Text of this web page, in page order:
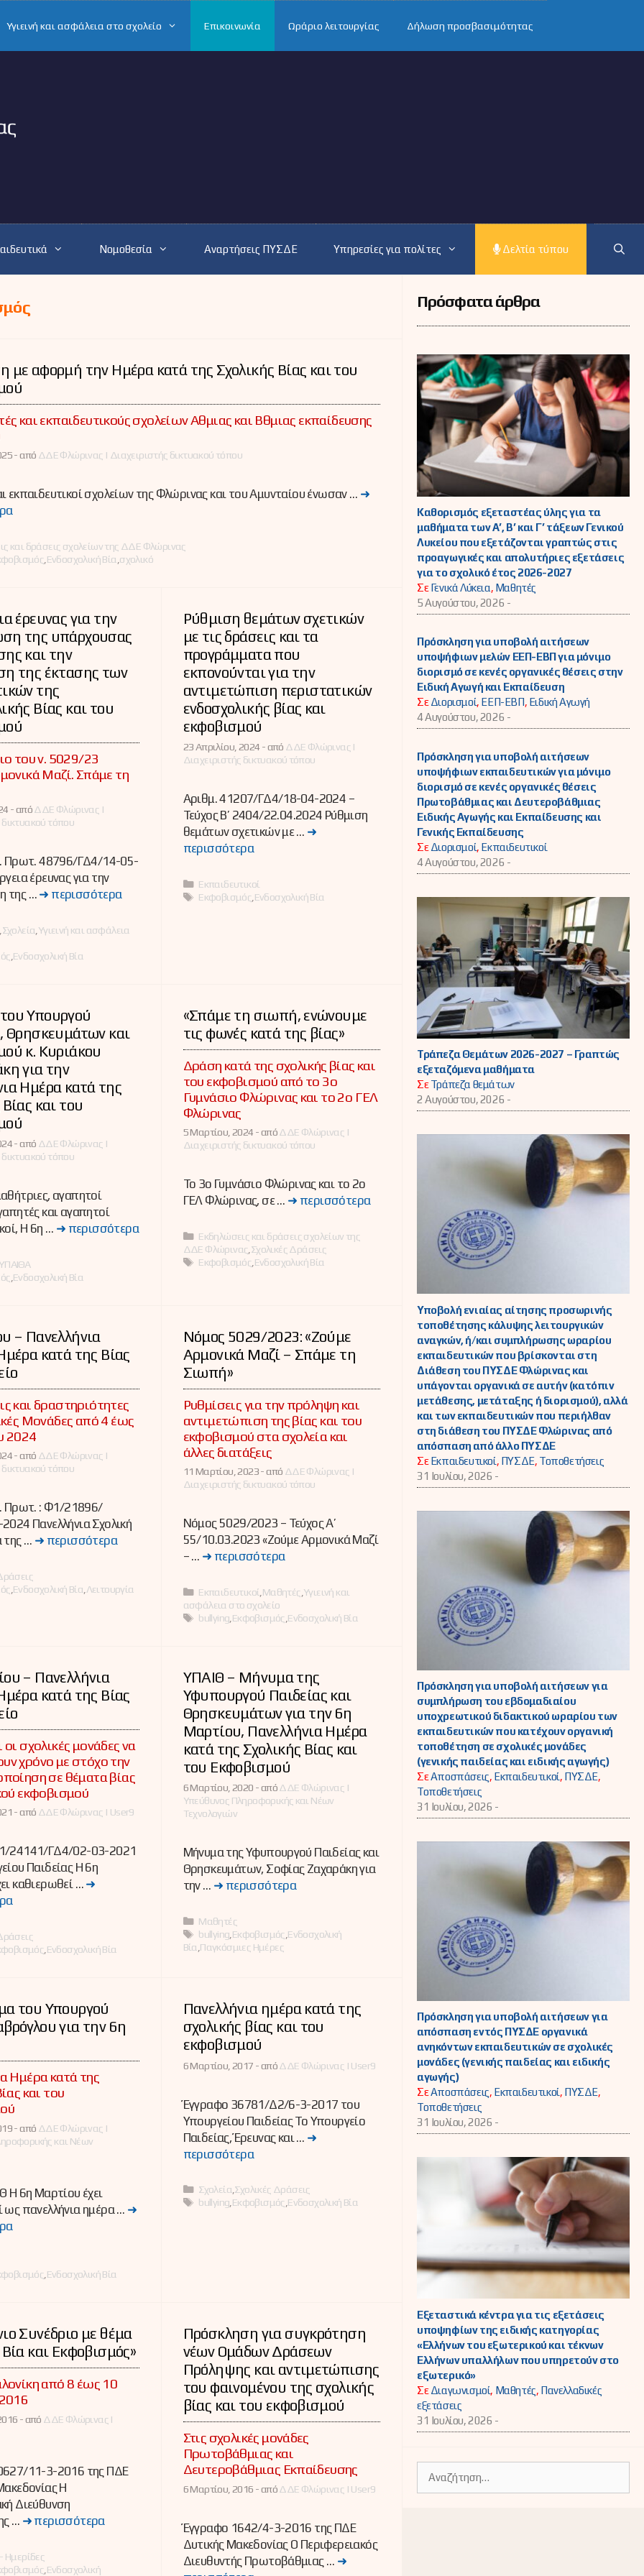
Υγιεινή και ασφάλεια στο σχολείο Επικοινωνία Ωράριο λειτουργίας Δήλωση προσβασιμότητας
Νομοθεσία Αναρτήσεις ΠΥΣΔΕ Υπηρεσίες για πολίτες Δελτία τύπου
με αφορμή την Ημέρα κατά της Σχολικής Βίας και του
και εκπαιδευτικούς σχολείων Αθμιας και Βθμιας εκπαίδευσης
-από ΔΔΕ Φλώρινας | Διαχειριστής δικτυακού τόπου
εκπαιδευτικοί σχολείων της Φλώρινας και του Αμυνταίου ένωσαν … ➜
και δράσεις σχολείων της ΔΔΕ Φλώρινας
Ενδοσχολική Βία σχολικό
έρευνας για την
της υπάρχουσας
και την
της έκτασης των
της
Βίας και του
του ν. 5029/23
Μαζί. Σπάμε τη
-απόΔΔΕ Φλώρινας |
δικτυακού τόπου
Πρωτ. 48796/ΓΔ4/14-05-
έρευνας για την
της …➜ περισσότερα
Σχολεία Υγιεινή και ασφάλεια
Ενδοσχολική Βία
Ρύθμιση θεμάτων σχετικών
με τις δράσεις και τα
προγράμματα που
εκπονούνται για την
αντιμετώπιση περιστατικών
ενδοσχολικής βίας και
εκφοβισμού
23 Απριλίου, 2024 -από ΔΔΕ Φλώρινας |
Διαχειριστής δικτυακού τόπου
Αριθμ. 41207/ΓΔ4/18-04-2024 –
Τεύχος B’ 2404/22.04.2024 Ρύθμιση
θεμάτων σχετικών με … ➜
περισσότερα
Κατηγορίες
Εκπαιδευτικοί
Ετικέτες
Εκφοβισμός Ενδοσχολική Βία
Υπουργού
Θρησκευμάτων και
κ. Κυριάκου
για την
Ημέρα κατά της
και του
-από ΔΔΕ Φλώρινας |
δικτυακού τόπου
αγαπητοί
και αγαπητοί
Η 6η … ➜ περισσότερα
ΥΠΑΙΘΑ
Ενδοσχολική Βία
«Σπάμε τη σιωπή, ενώνουμε
τις φωνές κατά της βίας»
Δράση κατά της σχολικής βίας και
του εκφοβισμού από το 3ο
Γυμνάσιο Φλώρινας και το 2ο ΓΕΛ
Φλώρινας
5 Μαρτίου, 2024 -απόΔΔΕ Φλώρινας |
Διαχειριστής δικτυακού τόπου
Το 3ο Γυμνάσιο Φλώρινας και το 2ο
ΓΕΛ Φλώρινας, σε … ➜ περισσότερα
Κατηγορίες
Εκδηλώσεις και δράσεις σχολείων της
ΔΔΕ Φλώρινας Σχολικές Δράσεις
Ετικέτες
Εκφοβισμός Ενδοσχολική Βία
– Πανελλήνια
κατά της Βίας
και δραστηριότητες
Μονάδες από 4 έως
2024
-από ΔΔΕ Φλώρινας |
δικτυακού τόπου
Πρωτ. : Φ1/21896/
Πανελλήνια Σχολική
της … ➜ περισσότερα
Ενδοσχολική Βία Λειτουργία
Νόμος 5029/2023: «Ζούμε
Αρμονικά Μαζί – Σπάμε τη
Σιωπή»
Ρυθμίσεις για την πρόληψη και
αντιμετώπιση της βίας και του
εκφοβισμού στα σχολεία και
άλλες διατάξεις
11 Μαρτίου, 2023 -από ΔΔΕ Φλώρινας |
Διαχειριστής δικτυακού τόπου
Νόμος 5029/2023 – Τεύχος A’
55/10.03.2023 «Ζούμε Αρμονικά Μαζί
– … ➜ περισσότερα
Κατηγορίες
Εκπαιδευτικοί Μαθητές Υγιεινή και
ασφάλεια στο σχολείο
Ετικέτες
bullying Εκφοβισμός Ενδοσχολική Βία
– Πανελλήνια
κατά της Βίας
οι σχολικές μονάδες να
χρόνο με στόχο την
σε θέματα βίας
εκφοβισμού
-από ΔΔΕ Φλώρινας | User9
24141/ΓΔ4/02-03-2021
Παιδείας Η 6η
καθιερωθεί … ➜
Ενδοσχολική Βία
ΥΠΑΙΘ – Μήνυμα της
Υφυπουργού Παιδείας και
Θρησκευμάτων για την 6η
Μαρτίου, Πανελλήνια Ημέρα
κατά της Σχολικής Βίας και
του Εκφοβισμού
6 Μαρτίου, 2020 -απόΔΔΕ Φλώρινας |
Υπεύθυνος Πληροφορικής και Νέων
Τεχνολογιών
Μήνυμα της Υφυπουργού Παιδείας και
Θρησκευμάτων, Σοφίας Ζαχαράκη για
την … ➜ περισσότερα
Κατηγορίες
Μαθητές
Ετικέτες
bullying Εκφοβισμός Ενδοσχολική
Βία Παγκόσμιες Ημέρες
του Υπουργού
για την 6η
Ημέρα κατά της
και του
-από ΔΔΕ Φλώρινας |
και Νέων
Η 6η Μαρτίου έχει
ως πανελλήνια ημέρα … ➜
,Ενδοσχολική Βία
Πανελλήνια ημέρα κατά της
σχολικής βίας και του
εκφοβισμού
6 Μαρτίου, 2017 -απόΔΔΕ Φλώρινας | User9
Έγγραφο 36781/Δ2/6-3-2017 του
Υπουργείου Παιδείας Το Υπουργείο
Παιδείας, Έρευνας και … ➜
περισσότερα
Κατηγορίες
Σχολεία,Σχολικές Δράσεις
Ετικέτες
bullying,Εκφοβισμός,Ενδοσχολική Βία
Συνέδριο με θέμα
Βία και Εκφοβισμός»
από 8 έως 10
-από ΔΔΕ Φλώρινας |
11-3-2016 της ΠΔΕ
Η
Διεύθυνση
… ➜ περισσότερα
Ημερίδες
Ενδοσχολική
Πρόσκληση για συγκρότηση
νέων Ομάδων Δράσεων
Πρόληψης και αντιμετώπισης
του φαινομένου της σχολικής
βίας και του εκφοβισμού
Στις σχολικές μονάδες
Πρωτοβάθμιας και
Δευτεροβάθμιας Εκπαίδευσης
6 Μαρτίου, 2016 -απόΔΔΕ Φλώρινας | User9
Έγγραφο 1642/4-3-2016 της ΠΔΕ
Δυτικής Μακεδονίας Ο Περιφερειακός
Διευθυντής Πρωτοβάθμιας … ➜
Πρόσφατα άρθρα
Καθορισμός εξεταστέας ύλης για τα
μαθήματα των Α’, Β’ και Γ’ τάξεων Γενικού
Λυκείου που εξετάζονται γραπτώς στις
προαγωγικές και απολυτήριες εξετάσεις
για το σχολικό έτος 2026-2027
ΣεΓενικά Λύκεια, Μαθητές
5 Αυγούστου, 2026 -
Πρόσκληση για υποβολή αιτήσεων
υποψήφιων μελών ΕΕΠ-ΕΒΠ για μόνιμο
διορισμό σε κενές οργανικές θέσεις στην
Ειδική Αγωγή και Εκπαίδευση
ΣεΔιορισμοί, ΕΕΠ-ΕΒΠ, Ειδική Αγωγή
4 Αυγούστου, 2026 -
Πρόσκληση για υποβολή αιτήσεων
υποψήφιων εκπαιδευτικών για μόνιμο
διορισμό σε κενές οργανικές θέσεις
Πρωτοβάθμιας και Δευτεροβάθμιας
Ειδικής Αγωγής και Εκπαίδευσης και
Γενικής Εκπαίδευσης
ΣεΔιορισμοί, Εκπαιδευτικοί
4 Αυγούστου, 2026 -
Τράπεζα Θεμάτων 2026-2027 – Γραπτώς
εξεταζόμενα μαθήματα
ΣεΤράπεζα θεμάτων
2 Αυγούστου, 2026 -
Υποβολή ενιαίας αίτησης προσωρινής
τοποθέτησης κάλυψης λειτουργικών
αναγκών, ή/και συμπλήρωσης ωραρίου
εκπαιδευτικών που βρίσκονται στη
Διάθεση του ΠΥΣΔΕ Φλώρινας και
υπάγονται οργανικά σε αυτήν (κατόπιν
μετάθεσης, μετάταξης ή διορισμού), αλλά
και των εκπαιδευτικών που περιήλθαν
στη διάθεση του ΠΥΣΔΕ Φλώρινας από
απόσπαση από άλλο ΠΥΣΔΕ
ΣεΕκπαιδευτικοί, ΠΥΣΔΕ, Τοποθετήσεις
31 Ιουλίου, 2026 -
Πρόσκληση για υποβολή αιτήσεων για
συμπλήρωση του εβδομαδιαίου
υποχρεωτικού διδακτικού ωραρίου των
εκπαιδευτικών που κατέχουν οργανική
τοποθέτηση σε σχολικές μονάδες
(γενικής παιδείας και ειδικής αγωγής)
ΣεΑποσπάσεις, Εκπαιδευτικοί, ΠΥΣΔΕ,
Τοποθετήσεις
31 Ιουλίου, 2026 -
Πρόσκληση για υποβολή αιτήσεων για
απόσπαση εντός ΠΥΣΔΕ οργανικά
ανηκόντων εκπαιδευτικών σε σχολικές
μονάδες (γενικής παιδείας και ειδικής
αγωγής)
ΣεΑποσπάσεις, Εκπαιδευτικοί, ΠΥΣΔΕ,
Τοποθετήσεις
31 Ιουλίου, 2026 -
Εξεταστικά κέντρα για τις εξετάσεις
υποψηφίων της ειδικής κατηγορίας
«Ελλήνων του εξωτερικού και τέκνων
Ελλήνων υπαλλήλων που υπηρετούν στο
εξωτερικό»
ΣεΔιαγωνισμοί, Μαθητές, Πανελλαδικές
εξετάσεις
31 Ιουλίου, 2026 -
για: